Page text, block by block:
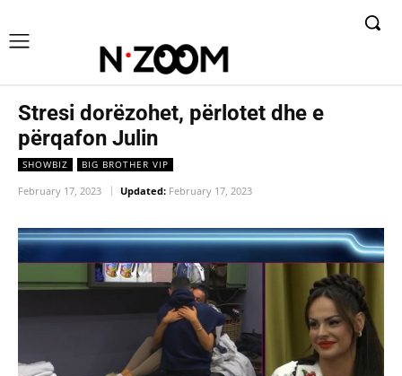
Stresi dorëzohet, përlotet dhe e
përqafon Julin
SHOWBIZ BIG BROTHER VIP
February 17, 2023 Updated: February 17, 2023